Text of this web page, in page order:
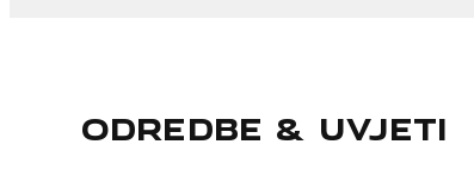
ODREDBE & UVJETI